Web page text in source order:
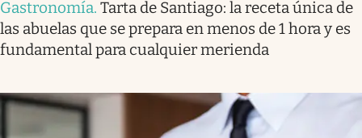
Gastronomía. Tarta de Santiago: la receta única de
las abuelas que se prepara en menos de 1 hora y es
fundamental para cualquier merienda